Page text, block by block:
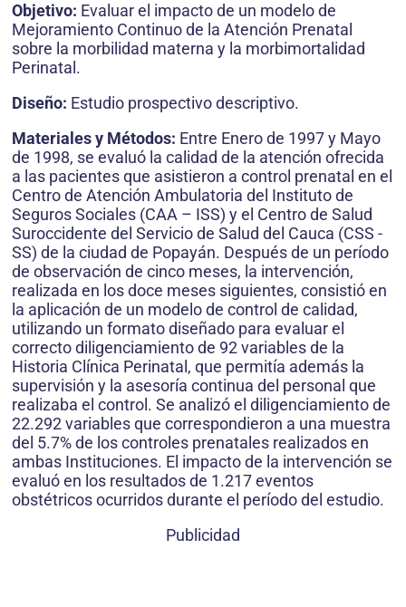
Objetivo: Evaluar el impacto de un modelo de
Mejoramiento Continuo de la Atención Prenatal
sobre la morbilidad materna y la morbimortalidad
Perinatal.
Diseño: Estudio prospectivo descriptivo.
Materiales y Métodos: Entre Enero de 1997 y Mayo
de 1998, se evaluó la calidad de la atención ofrecida
a las pacientes que asistieron a control prenatal en el
Centro de Atención Ambulatoria del Instituto de
Seguros Sociales (CAA – ISS) y el Centro de Salud
Suroccidente del Servicio de Salud del Cauca (CSS -
SS) de la ciudad de Popayán. Después de un período
de observación de cinco meses, la intervención,
realizada en los doce meses siguientes, consistió en
la aplicación de un modelo de control de calidad,
utilizando un formato diseñado para evaluar el
correcto diligenciamiento de 92 variables de la
Historia Clínica Perinatal, que permitía además la
supervisión y la asesoría continua del personal que
realizaba el control. Se analizó el diligenciamiento de
22.292 variables que correspondieron a una muestra
del 5.7% de los controles prenatales realizados en
ambas Instituciones. El impacto de la intervención se
evaluó en los resultados de 1.217 eventos
obstétricos ocurridos durante el período del estudio.
Publicidad